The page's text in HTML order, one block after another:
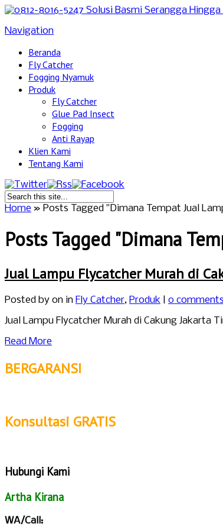
Navigation
Beranda
Fly Catcher
Fogging Nyamuk
Produk
Fly Catcher
Glue Pad Insect
Fogging
Anti Rayap
Klien Kami
Tentang Kami
Home » Posts Tagged "Dimana Tempat Jual
Posts Tagged "Dimana
Jual Lampu Flycatcher Murah di
Posted by on in Fly Catcher, Produk
0 comments
Jual Lampu Flycatcher Murah di Cakung Jakarta
Read More
BERGARANSI
Konsultasi GRATIS
Hubungi Kami
Artha Kirana
WA/Call: